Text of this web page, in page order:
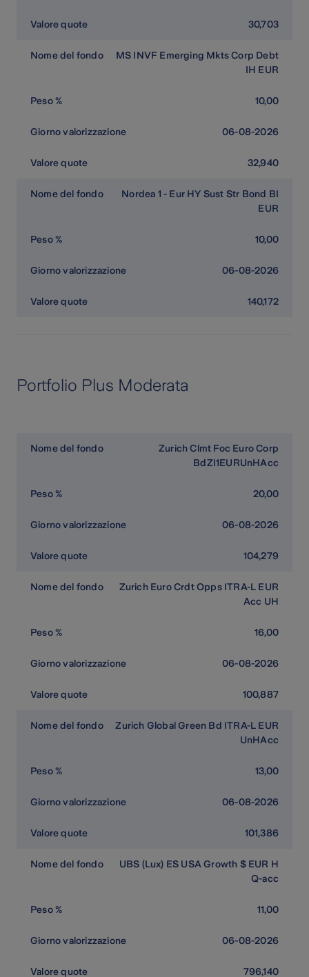
30,703
MS INVF Emerging Mkts Corp Debt
IH EUR
10,00
06-08-2026
32,940
Nordea 1 - Eur HY Sust Str Bond BI
EUR
10,00
06-08-2026
140,172
Portfolio Plus Moderata
Zurich Clmt Foc Euro Corp
BdZI1EURUnHAcc
20,00
06-08-2026
104,279
Zurich Euro Crdt Opps ITRA-L EUR
Acc UH
16,00
06-08-2026
100,887
Zurich Global Green Bd ITRA-L EUR
UnHAcc
13,00
06-08-2026
101,386
UBS (Lux) ES USA Growth $ EUR H
Q-acc
11,00
06-08-2026
796,140